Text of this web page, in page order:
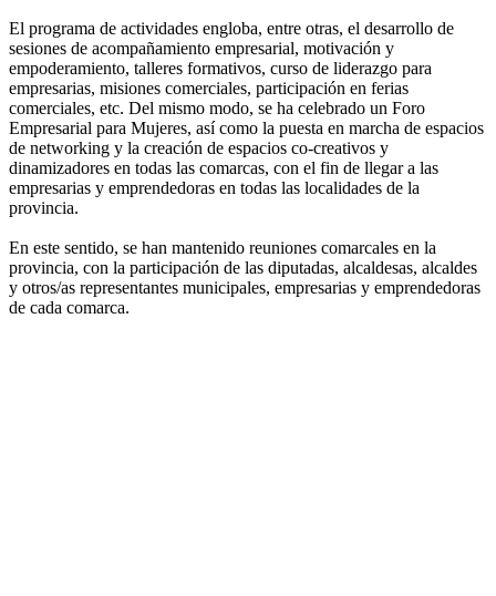
El programa de actividades engloba, entre otras, el desarrollo de
sesiones de acompañamiento empresarial, motivación y
empoderamiento, talleres formativos, curso de liderazgo para
empresarias, misiones comerciales, participación en ferias
comerciales, etc. Del mismo modo, se ha celebrado un Foro
Empresarial para Mujeres, así como la puesta en marcha de espacios
de networking y la creación de espacios co-creativos y
dinamizadores en todas las comarcas, con el fin de llegar a las
empresarias y emprendedoras en todas las localidades de la
provincia.
En este sentido, se han mantenido reuniones comarcales en la
provincia, con la participación de las diputadas, alcaldesas, alcaldes
y otros/as representantes municipales, empresarias y emprendedoras
de cada comarca.